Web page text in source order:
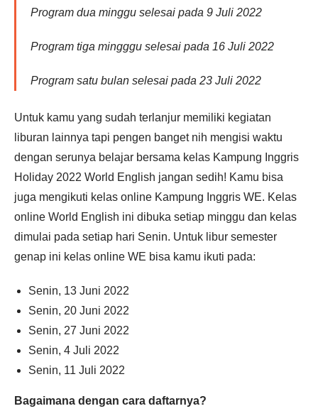
Program dua minggu selesai pada 9 Juli 2022
Program tiga mingggu selesai pada 16 Juli 2022
Program satu bulan selesai pada 23 Juli 2022
Untuk kamu yang sudah terlanjur memiliki kegiatan
liburan lainnya tapi pengen banget nih mengisi waktu
dengan serunya belajar bersama kelas Kampung Inggris
Holiday 2022 World English jangan sedih! Kamu bisa
juga mengikuti kelas online Kampung Inggris WE. Kelas
online World English ini dibuka setiap minggu dan kelas
dimulai pada setiap hari Senin. Untuk libur semester
genap ini kelas online WE bisa kamu ikuti pada:
Senin, 13 Juni 2022
Senin, 20 Juni 2022
Senin, 27 Juni 2022
Senin, 4 Juli 2022
Senin, 11 Juli 2022
Bagaimana dengan cara daftarnya?